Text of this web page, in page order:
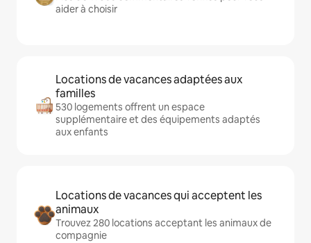
aider à choisir
Locations de vacances adaptées aux
familles
530 logements offrent un espace
supplémentaire et des équipements adaptés
aux enfants
Locations de vacances qui acceptent les
animaux
Trouvez 280 locations acceptant les animaux de
compagnie